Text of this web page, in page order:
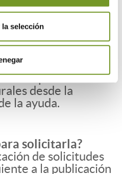
selección
ejecución de las
obra o la
técnicas y
en el plazo máximo
desde la
la ayuda.
solicitarla?
de solicitudes
a la publicación